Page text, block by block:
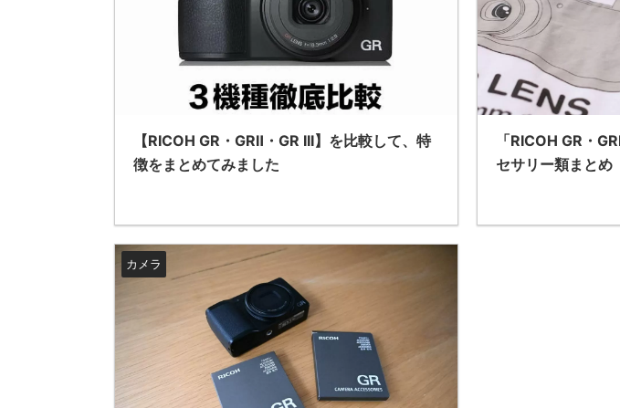
【RICOH GR・GRⅡ・GR III】を比較して、特
徴をまとめてみました
「RICOH GR・
セサリー類まとめ
カメラ